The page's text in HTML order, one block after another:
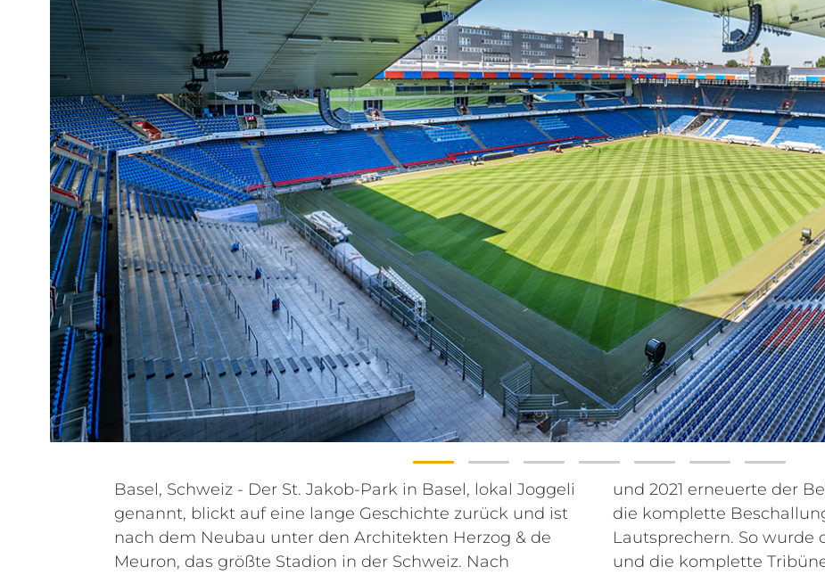
Basel, Schweiz - Der St. Jakob-Park in Basel, lokal Joggeli
genannt, blickt auf eine lange Geschichte zurück und ist
nach dem Neubau unter den Architekten Herzog & de
Meuron, das größte Stadion in der Schweiz. Nach
und 2021 erneuerte der Betreiber, der FC Basel 1893, nun
die komplette Beschallungsanlage mit RCF
Lautsprechern. So wurde die Under Balcony Beschallung
und die komplette Tribünenbeschallung mit RCF